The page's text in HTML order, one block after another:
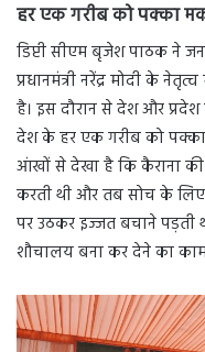
हर एक गरीब को पक्का
डिप्टी सीएम बृजेश पाठक ने
प्रधानमंत्री नरेंद्र मोदी के
है। इस दौरान से देश और
देश के हर एक गरीब को
आंखों से देखा है कि कैराना
करती थी और तब सोच के लिए
पर उठकर इज्जत बचाने पड़ती
शौचालय बना कर देने का